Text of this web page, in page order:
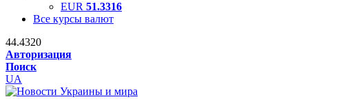
EUR 51.3316
Все курсы валют
44.4320
Авторизация
Поиск
UA